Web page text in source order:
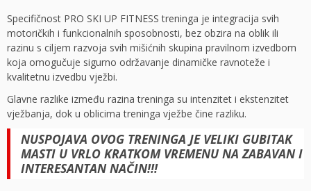
Specifičnost PRO SKI UP FITNESS treninga je integracija svih
motoričkih i funkcionalnih sposobnosti, bez obzira na oblik ili
razinu s ciljem razvoja svih mišićnih skupina pravilnom izvedbom
koja omogučuje sigurno održavanje dinamičke ravnoteže i
kvalitetnu izvedbu vježbi.
Glavne razlike između razina treninga su intenzitet i ekstenzitet
vježbanja, dok u oblicima treninga vježbe čine razliku.
NUSPOJAVA OVOG TRENINGA JE VELIKI GUBITAK
MASTI U VRLO KRATKOM VREMENU NA ZABAVAN I
INTERESANTAN NAČIN!!!